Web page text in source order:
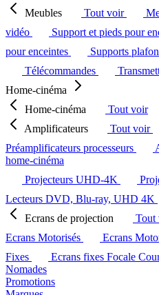
Meubles
Tout voir
vidéo
Support et pieds pour
pour enceintes
Supports
Télécommandes
Home-cinéma
Home-cinéma
Tout voir
Amplificateurs
Tout voir
Préamplificateurs processeurs
home-cinéma
Projecteurs UHD-4K
Lecteurs DVD, Blu-ray, UHD 4K
Ecrans de projection
Tout
Ecrans Motorisés
Ecrans
Fixes
Ecrans fixes Focale
Nomades
Promotions